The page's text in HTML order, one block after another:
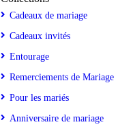
Cadeaux de mariage
Cadeaux invités
Entourage
Remerciements de Mariage
Pour les mariés
Anniversaire de mariage